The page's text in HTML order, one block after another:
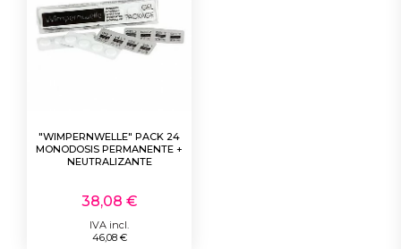
"WIMPERNWELLE" PACK 24
MONODOSIS PERMANENTE +
NEUTRALIZANTE
38,08 €
IVA incl.
46,08 €